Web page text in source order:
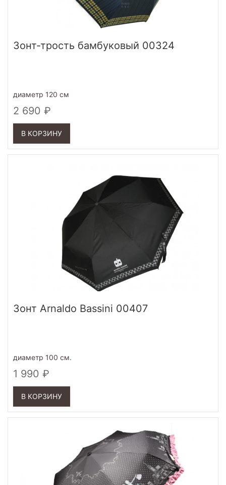
Зонт-трость бамбуковый 00324
диаметр 120 см
2 690
В КОРЗИНУ
Зонт Arnaldo Bassini 00407
диаметр 100 см.
1 990
В КОРЗИНУ